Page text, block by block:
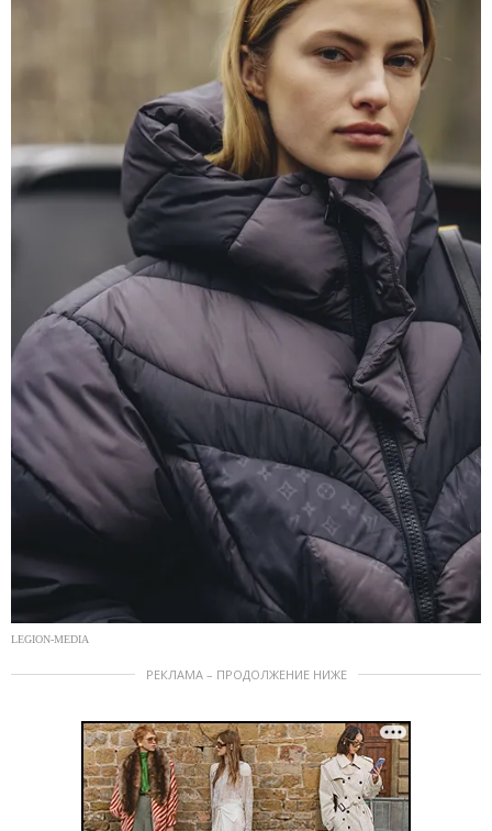
LEGION-MEDIA
РЕКЛАМА – ПРОДОЛЖЕНИЕ НИЖЕ